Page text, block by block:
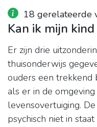
18 gerelateerde
Kan ik mijn
Er zijn drie
thuisonderwijs
ouders een trekkend
als er in de
levensovertuiging.
psychisch niet in